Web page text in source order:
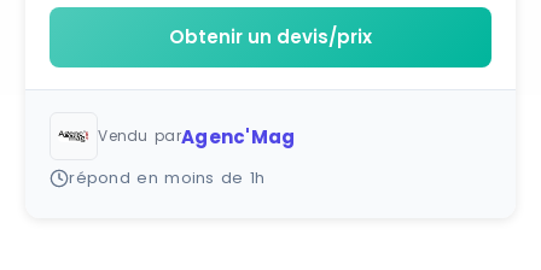
Obtenir un devis/prix
Vendu parAgenc'Mag
répond en moins de 1h